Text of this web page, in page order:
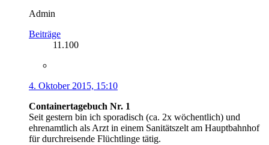
Admin
Beiträge
11.100
4. Oktober 2015, 15:10
Containertagebuch Nr. 1
Seit gestern bin ich sporadisch (ca. 2x wöchentlich) und
ehrenamtlich als Arzt in einem Sanitätszelt am Hauptbahnhof
für durchreisende Flüchtlinge tätig.